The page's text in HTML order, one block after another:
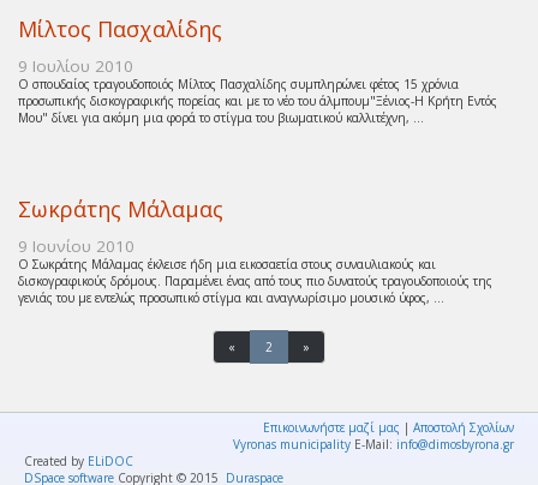
Μίλτος Πασχαλίδης
9 Ιουλίου 2010
Ο σπουδαίος τραγουδοποιός Μίλτος Πασχαλίδης συμπληρώνει φέτος 15 χρόνια
προσωπικής δισκογραφικής πορείας και με το νέο του άλμπουμ"Ξένιος-Η Κρήτη Εντός
Μου" δίνει για ακόμη μια φορά το στίγμα του βιωματικού καλλιτέχνη, ...
Σωκράτης Μάλαμας
9 Ιουνίου 2010
Ο Σωκράτης Μάλαμας έκλεισε ήδη μια εικοσαετία στους συναυλιακούς και
δισκογραφικούς δρόμους. Παραμένει ένας από τους πιο δυνατούς τραγουδοποιούς της
γενιάς του με εντελώς προσωπικό στίγμα και αναγνωρίσιμο μουσικό ύφος, ...
« 2 »
Επικοινωνήστε μαζί μας | Αποστολή Σχολίων
Vyronas municipality E-Mail: info@dimosbyrona.gr
Created by ELiDOC
DSpace software Copyright © 2015 Duraspace